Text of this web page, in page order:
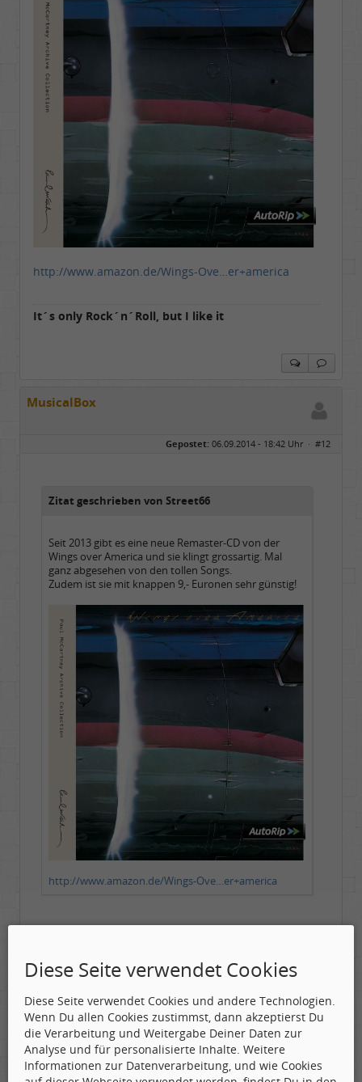
http://www.amazon.de/Wings-Ove…er+america
It´s only Rock´n´Roll, but I like it
MusicalBox
Gepostet: 06.09.2014 - 18:42 Uhr · #12
Zitat geschrieben von Street66
Seit 2013 gibt es eine neue Remaster-CD von der
Wings over America und sie klingt grossartig. Mal
ganz abgesehen von den tollen Songs.
Zudem ist sie mit knappen 9,- Euronen sehr günstig!
http://www.amazon.de/Wings-Ove…er+america
Euronen....
Proggy
Diese Seite verwendet Cookies
Diese Seite verwendet Cookies und andere Technologien.
Wenn Du allen Cookies zustimmst, dann akzeptierst Du
die Verarbeitung und Weitergabe Deiner Daten zur
Analyse und für personalisierte Inhalte. Weitere
Informationen zur Datenverarbeitung, und wie Cookies